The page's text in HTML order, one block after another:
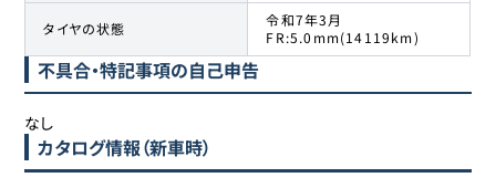
タイヤの状態
令和7年3月
FR:5.0mm(14119km)
不具合・特記事項の自己申告
なし
カタログ情報（新車時）